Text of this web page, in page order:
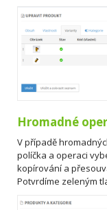
Hromadné
V případě
políčka a operaci
kopírování a
Potvrdíme zeleným